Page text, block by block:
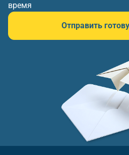
время
Отправить